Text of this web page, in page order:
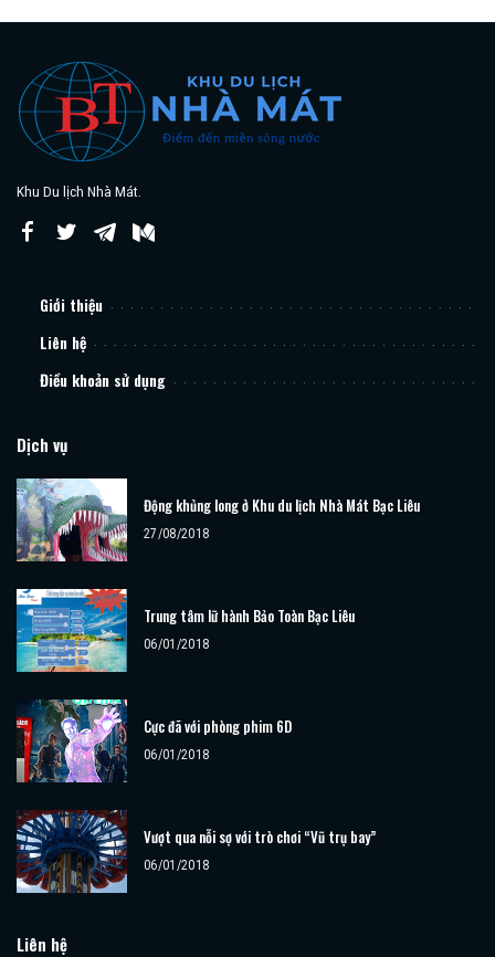
Khu Du lịch Nhà Mát.
Giới thiệu
Liên hệ
Điều khoản sử dụng
Dịch vụ
Động khủng long ở Khu du lịch Nhà Mát Bạc Liêu
27/08/2018
Trung tâm lữ hành Bảo Toàn Bạc Liêu
06/01/2018
Cực đã với phòng phim 6D
06/01/2018
Vượt qua nỗi sợ với trò chơi “Vũ trụ bay”
06/01/2018
Liên hệ